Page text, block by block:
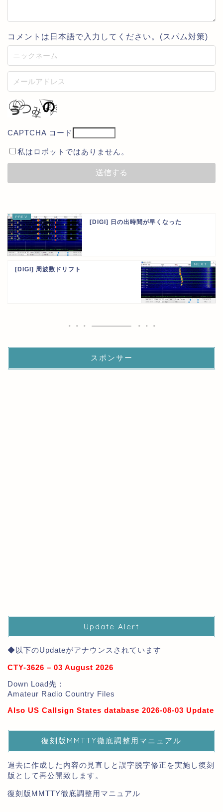
コメントは日本語で入力してください。(スパム対策)
CAPTCHA コード
私はロボットではありません。
[DIGI] 日の出時間が早くなった
[DIGI] 周波数ドリフト
スポンサー
Update Alert
◆以下のUpdateがアナウンスされています
CTY-3626 – 03 August 2026
Down Load先：
Amateur Radio Country Files
Also US Callsign States database 2026-08-03 Update
復刻版MMTTY徹底調整用マニュアル
過去に作成した内容の見直しと誤字脱字修正を実施し復刻
版として再公開致します。
復刻版MMTTY徹底調整用マニュアル